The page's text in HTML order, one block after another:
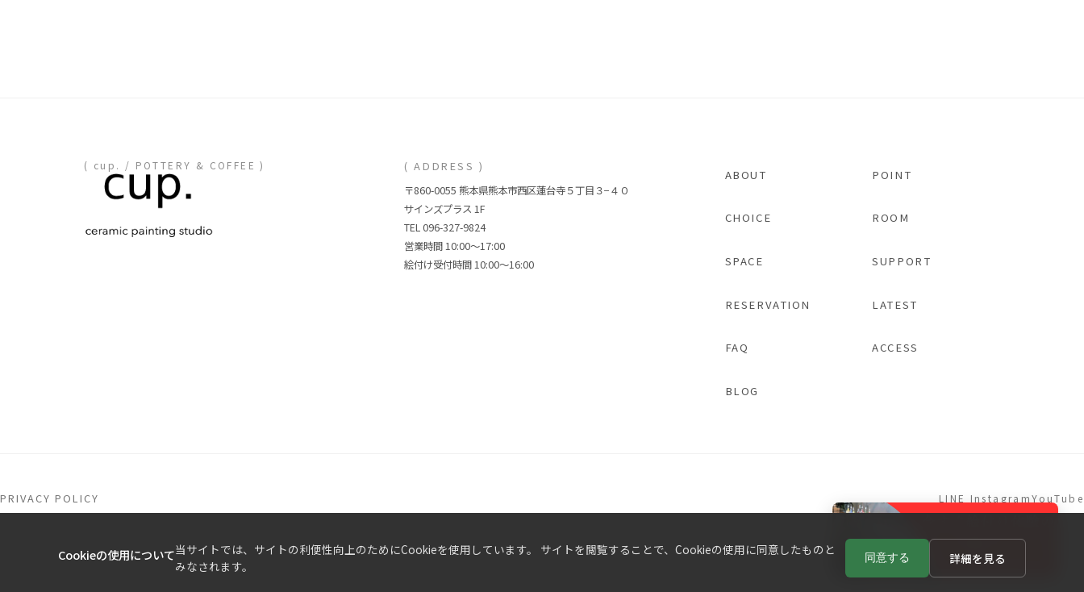
( cup. / POTTERY & COFFEE ) ( ADDRESS )
〒860-0055 熊本県熊本市西区蓮台寺５丁目３−４０
サインズプラス 1F
TEL 096-327-9824
営業時間 10:00〜17:00
絵付け受付時間 10:00〜16:00
ABOUT POINT
CHOICE ROOM
SPACE SUPPORT
RESERVATION LATEST
FAQ ACCESS
BLOG
PRIVACY POLICY LINE InstagramYouTube
© 2025 cup. All Rights Reserved.
Cookieの使用について当サイトでは、サイトの利便性向上のためにCookieを使用しています。 サイトを閲覧することで、Cookieの使用に同意したものと
みなされます。
同意する 詳細を見る